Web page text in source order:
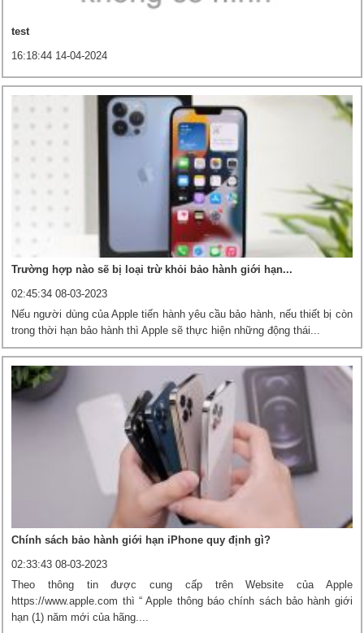
test
16:18:44 14-04-2024
Trường hợp nào sẽ bị loại trừ khỏi bảo hành giới hạn...
02:45:34 08-03-2023
Nếu người dùng của Apple tiến hành yêu cầu bảo hành, nếu thiết bị còn
trong thời hạn bảo hành thì Apple sẽ thực hiện những động thái...
Chính sách bảo hành giới hạn iPhone quy định gì?
02:33:43 08-03-2023
Theo thông tin được cung cấp trên Website của Apple
https://www.apple.com thì “ Apple thông báo chính sách bảo hành giới
hạn (1) năm mới của hãng....